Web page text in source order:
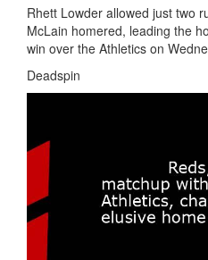
Rhett Lowder allowed just two
McLain homered, leading the
win over the Athletics on
Deadspin